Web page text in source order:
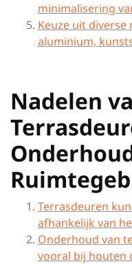
minimalisering
Keuze uit
aluminium,
Nadelen
Terrasdeuren
afhankelijk van
Onderhoud van
vooral bij houten